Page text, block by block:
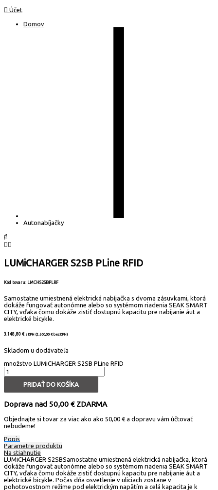
Účet
Domov
Autonabíjačky
LUMiCHARGER S2SB PLine RFID
Kód tovaru: LMCHS2SBPLRF
Samostatne umiestnená elektrická nabíjačka s dvoma zásuvkami, ktorá
dokáže fungovať autonómne alebo so systémom riadenia SEAK SMART
CITY, vďaka čomu dokáže zistiť dostupnú kapacitu pre nabíjanie áut a
elektrické bicykle.
3.148,80 € s DPH (2.560,00€ bez DPH)
Skladom u dodávateľa
množstvo LUMiCHARGER S2SB PLine RFID
PRIDAŤ DO KOŠÍKA
Doprava nad 50,00 € ZDARMA
Objednajte si tovar za viac ako ako 50,00 € a dopravu vám účtovať
nebudeme!
Popis
Parametre produktu
Na stiahnutie
LUMiCHARGER S2SBSamostatne umiestnená elektrická nabíjačka, ktorá
dokáže fungovať autonómne alebo so systémom riadenia SEAK SMART
CITY, vďaka čomu dokáže zistiť dostupnú kapacitu pre nabíjanie áut a
elektrické bicykle. Počas dňa osvetlenie v uliciach zostane v
pohotovostnom režime pod elektrickým napätím a celá kapacita je k